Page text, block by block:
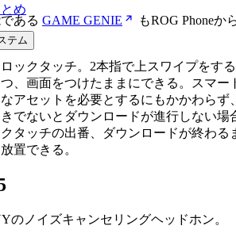
め
テム
ある GAME GENIE
もROG Phoneか
ックタッチ。2本指で上スワイプをする
、画面をつけたままにできる。スマー
アセットを必要とするにもかかわらず
でないとダウンロードが進行しない場
タッチの出番、ダウンロードが終わる
置できる。
のノイズキャンセリングヘッドホン。